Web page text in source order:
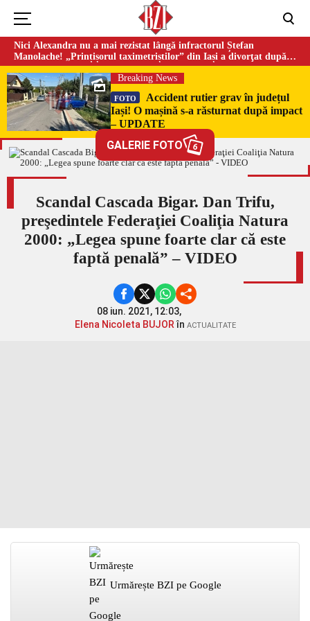
Nici Alexandra nu a mai rezistat lângă infractorul Ștefan
Manolache! „Prințișorul taximetriștilor” din Iași a divorţat după
doi ani de căsnicie
Breaking News
FOTO
Accident rutier grav în județul
Iași! O mașină s-a răsturnat după impact
– UPDATE
GALERIE FOTO 6
Scandal Cascada Bigar. Dan Trifu,
preşedintele Federaţiei Coaliţia Natura
2000: „Legea spune foarte clar că este
faptă penală” – VIDEO
08 iun. 2021, 12:03,
Elena Nicoleta BUJORîn ACTUALITATE
Urmărește BZI pe Google